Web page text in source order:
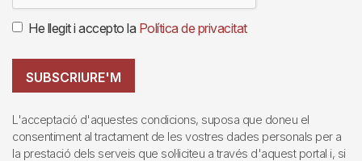
He llegit i accepto la Política de privacitat
SUBSCRIURE'M
L'acceptació d'aquestes condicions, suposa que doneu el
consentiment al tractament de les vostres dades personals per a
la prestació dels serveis que sol·liciteu a través d'aquest portal i, si